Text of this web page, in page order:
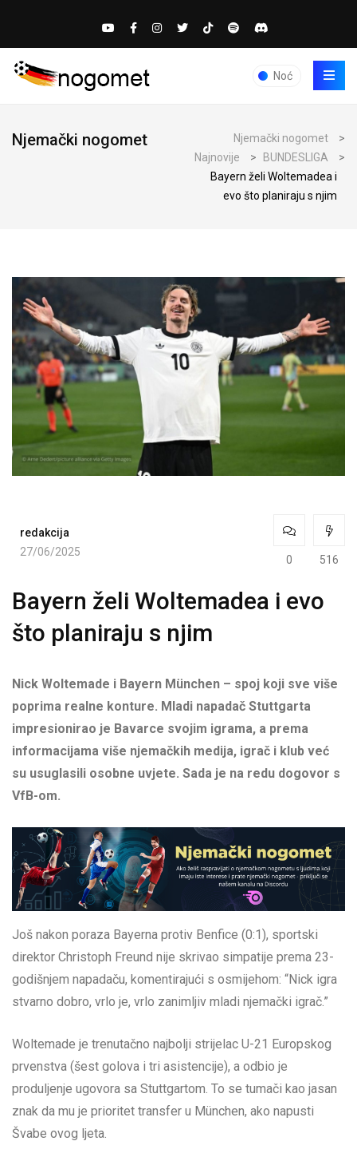
Noć
Njemački nogomet Njemački nogomet
>
Najnovije
> BUNDESLIGA
>
Bayern želi Woltemadea i
evo što planiraju s njim
redakcija
27/06/2025
0 516
Bayern želi Woltemadea i evo
što planiraju s njim
Nick Woltemade i Bayern München – spoj koji sve više
poprima realne konture. Mladi napadač Stuttgarta
impresionirao je Bavarce svojim igrama, a prema
informacijama više njemačkih medija, igrač i klub već
su usuglasili osobne uvjete. Sada je na redu dogovor s
VfB-om.
Još nakon poraza Bayerna protiv Benfice (0:1), sportski
direktor Christoph Freund nije skrivao simpatije prema 23-
godišnjem napadaču, komentirajući s osmijehom: “Nick igra
stvarno dobro, vrlo je, vrlo zanimljiv mladi njemački igrač.”
Woltemade je trenutačno najbolji strijelac U-21 Europskog
prvenstva (šest golova i tri asistencije), a odbio je
produljenje ugovora sa Stuttgartom. To se tumači kao jasan
znak da mu je prioritet transfer u München, ako napusti
Švabe ovog ljeta.